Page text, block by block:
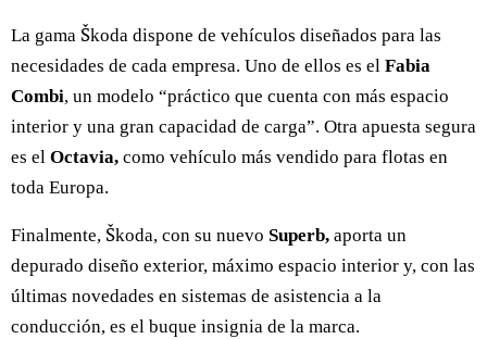
La gama Škoda dispone de vehículos diseñados para las
necesidades de cada empresa. Uno de ellos es el Fabia
Combi, un modelo “práctico que cuenta con más espacio
interior y una gran capacidad de carga”. Otra apuesta segura
es el Octavia, como vehículo más vendido para flotas en
toda Europa.
Finalmente, Škoda, con su nuevo Superb, aporta un
depurado diseño exterior, máximo espacio interior y, con las
últimas novedades en sistemas de asistencia a la
conducción, es el buque insignia de la marca.